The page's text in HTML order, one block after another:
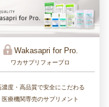
Wakasapri for Pro.
ワカサプリフォープロ
濃度・高品質で安全にこだわる
医療機関専売のサプリメント